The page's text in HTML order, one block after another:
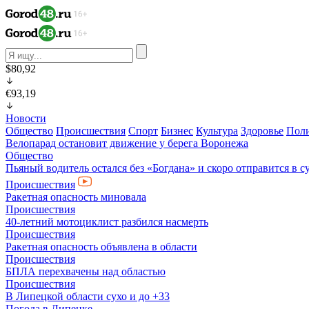
$80,92
€93,19
Новости
Общество Происшествия Спорт Бизнес Культура Здоровье
Велопарад остановит движение у берега Воронежа
Общество
Пьяный водитель остался без «Богдана» и скоро отправится в
Происшествия
Ракетная опасность миновала
Происшествия
40-летний мотоциклист разбился насмерть
Происшествия
Ракетная опасность объявлена в области
Происшествия
БПЛА перехвачены над областью
Происшествия
В Липецкой области сухо и до +33